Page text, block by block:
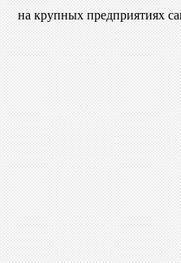
на крупных предприятиях